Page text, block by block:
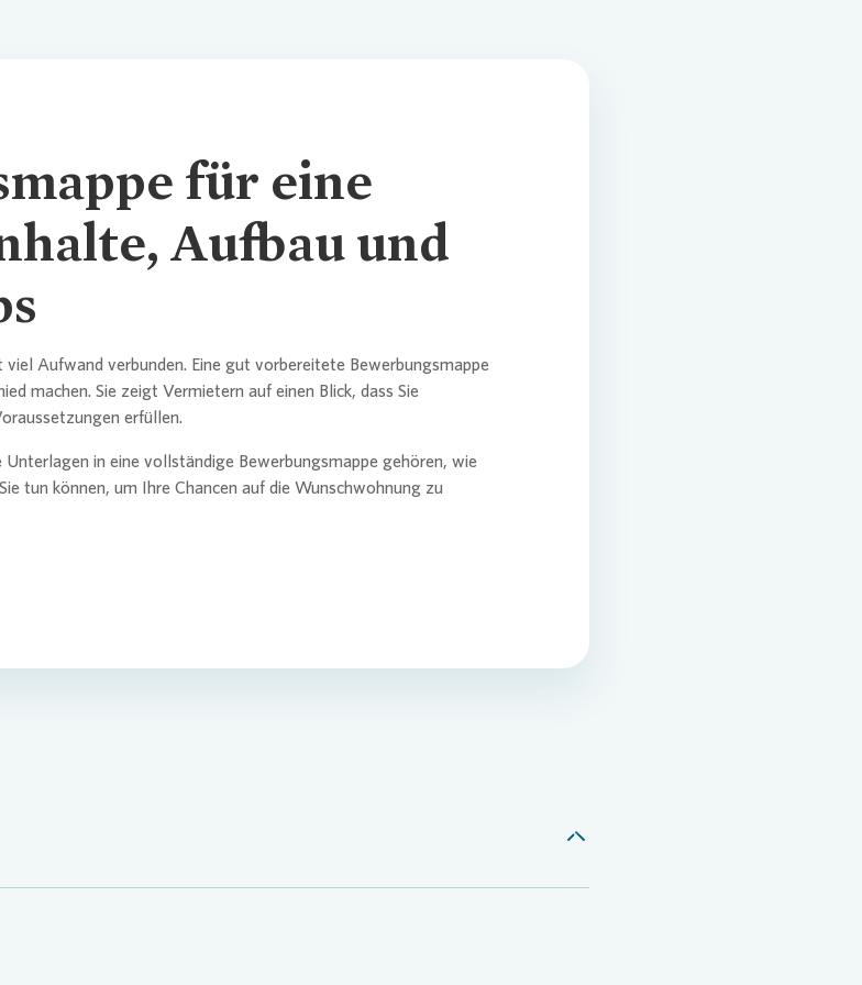
für eine
Aufbau und
Aufwand verbunden. Eine gut vorbereitete Bewerbungsmappe
machen. Sie zeigt Vermietern auf einen Blick, dass Sie
erfüllen.
Unterlagen in eine vollständige Bewerbungsmappe gehören, wie
tun können, um Ihre Chancen auf die Wunschwohnung zu